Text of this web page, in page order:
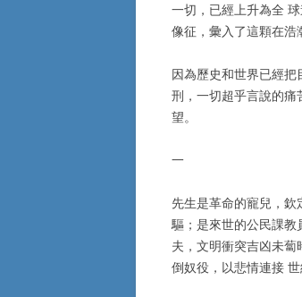
一切，已經上升為全
像征，彙入了這顆在浩
因為歷史和世界已經
刑，一切超乎言說的
望。
一
先生是革命的寵兒，
驅；是來世的公民課
夫，文明衝突吉凶未
倒奴役，以悲情連接